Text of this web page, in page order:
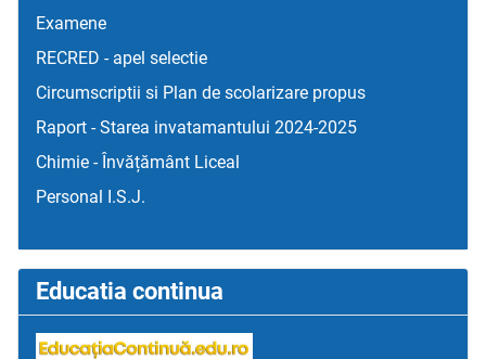
Examene
RECRED - apel selectie
Circumscriptii si Plan de scolarizare propus
Raport - Starea invatamantului 2024-2025
Chimie - Învățământ Liceal
Personal I.S.J.
Educatia continua